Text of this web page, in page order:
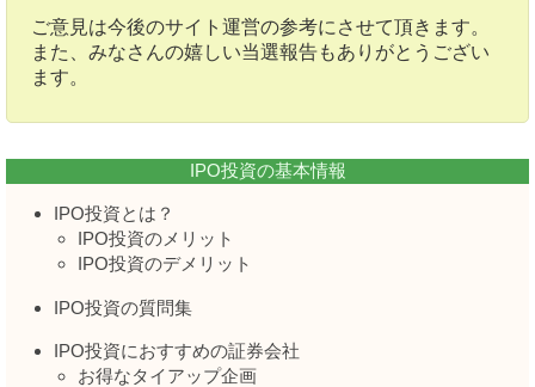
ご意見は今後のサイト運営の参考にさせて頂きます。
また、みなさんの嬉しい当選報告もありがとうござい
ます。
IPO投資の基本情報
IPO投資とは？
IPO投資のメリット
IPO投資のデメリット
IPO投資の質問集
IPO投資におすすめの証券会社
お得なタイアップ企画